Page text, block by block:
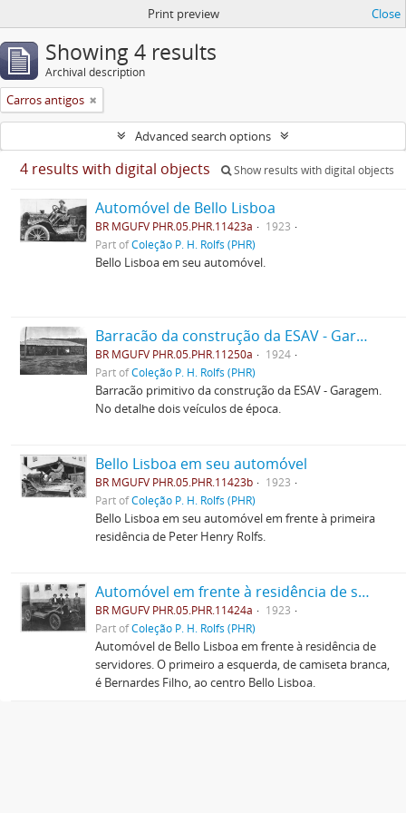
Print preview Close
Showing 4 results
Archival description
Carros antigos
Advanced search options
4 results with digital objects Show results with digital objects
Automóvel de Bello Lisboa
BR MGUFV PHR.05.PHR.11423a
1923
Part ofColeção P. H. Rolfs (PHR)
Bello Lisboa em seu automóvel.
Barracão da construção da ESAV - Garagem
BR MGUFV PHR.05.PHR.11250a
1924
Part ofColeção P. H. Rolfs (PHR)
Barracão primitivo da construção da ESAV - Garagem.
No detalhe dois veículos de época.
Bello Lisboa em seu automóvel
BR MGUFV PHR.05.PHR.11423b
1923
Part ofColeção P. H. Rolfs (PHR)
Bello Lisboa em seu automóvel em frente à primeira
residência de Peter Henry Rolfs.
Automóvel em frente à residência de servidores
BR MGUFV PHR.05.PHR.11424a
1923
Part ofColeção P. H. Rolfs (PHR)
Automóvel de Bello Lisboa em frente à residência de
servidores. O primeiro a esquerda, de camiseta branca,
é Bernardes Filho, ao centro Bello Lisboa.